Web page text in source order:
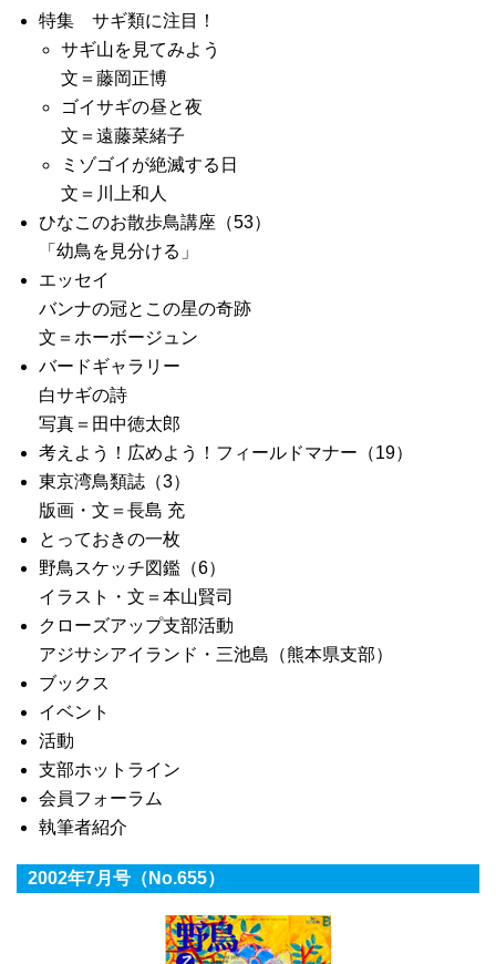
特集 サギ類に注目！
サギ山を見てみよう
文＝藤岡正博
ゴイサギの昼と夜
文＝遠藤菜緒子
ミゾゴイが絶滅する日
文＝川上和人
ひなこのお散歩鳥講座（53）
「幼鳥を見分ける」
エッセイ
バンナの冠とこの星の奇跡
文＝ホーボージュン
バードギャラリー
白サギの詩
写真＝田中徳太郎
考えよう！広めよう！フィールドマナー（19）
東京湾鳥類誌（3）
版画・文＝長島 充
とっておきの一枚
野鳥スケッチ図鑑（6）
イラスト・文＝本山賢司
クローズアップ支部活動
アジサシアイランド・三池島（熊本県支部）
ブックス
イベント
活動
支部ホットライン
会員フォーラム
執筆者紹介
2002年7月号（No.655）